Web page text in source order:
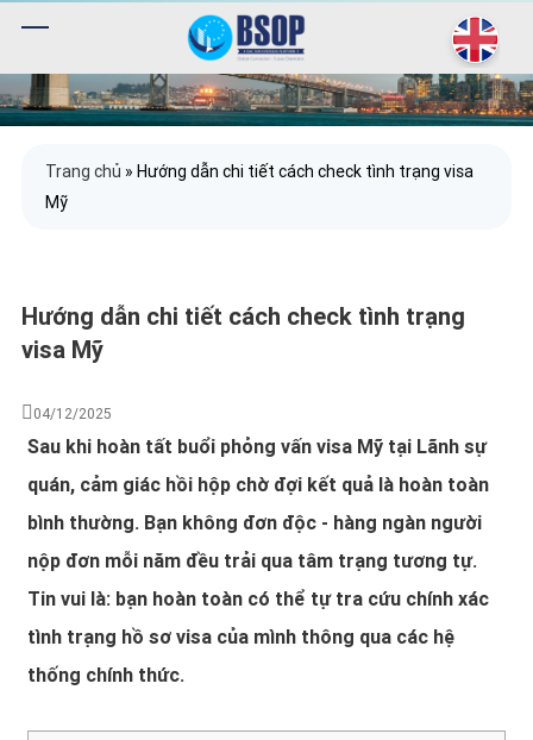
Trang chủ » Hướng dẫn chi tiết cách check tình trạng visa
Mỹ
Hướng dẫn chi tiết cách check tình trạng
visa Mỹ
04/12/2025
Sau khi hoàn tất buổi phỏng vấn visa Mỹ tại Lãnh sự
quán, cảm giác hồi hộp chờ đợi kết quả là hoàn toàn
bình thường. Bạn không đơn độc - hàng ngàn người
nộp đơn mỗi năm đều trải qua tâm trạng tương tự.
Tin vui là: bạn hoàn toàn có thể tự tra cứu chính xác
tình trạng hồ sơ visa của mình thông qua các hệ
thống chính thức.